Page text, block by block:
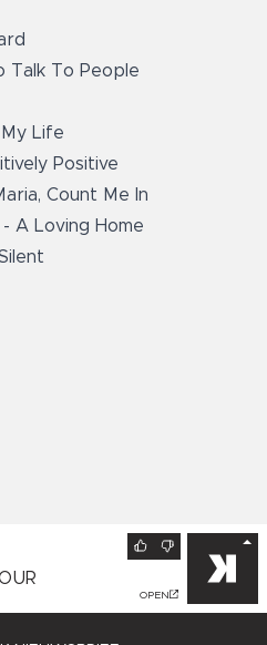
Talk To People
Life
Positive
Count Me In
A Loving Home
OPEN